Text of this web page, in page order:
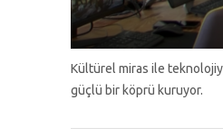
Kültürel miras ile
güçlü bir köprü kuruyor.